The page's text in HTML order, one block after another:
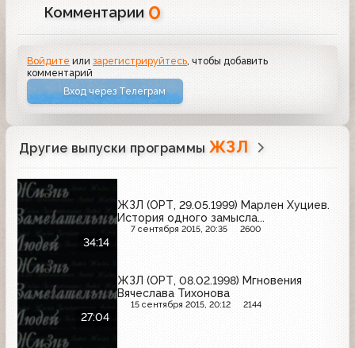
Комментарии 0
Войдите илизарегистрируйтесь , чтобы добавить
комментарий
Вход через Телеграм
Другие выпуски программы ЖЗЛ
34:14
ЖЗЛ (ОРТ, 29.05.1999) Марлен Хуциев.
История одного замысла...
7 сентября 2015, 20:35 2600
27:04
ЖЗЛ (ОРТ, 08.02.1998) Мгновения
Вячеслава Тихонова
15 сентября 2015, 20:12 2144